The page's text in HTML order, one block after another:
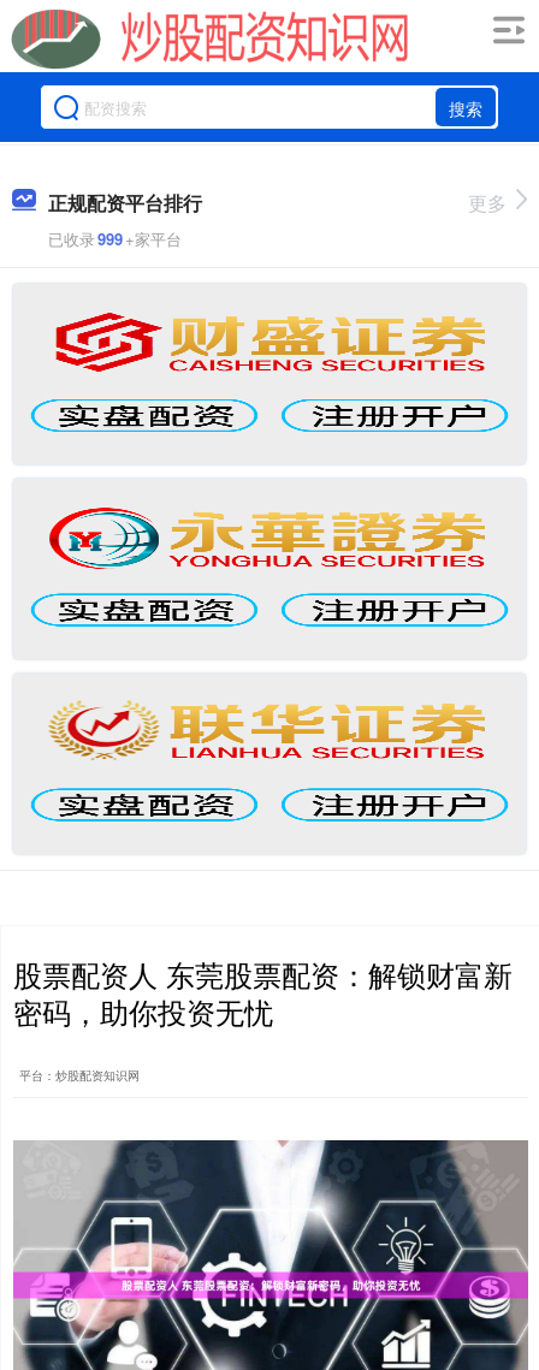
搜索
正规配资平台排行
已收录999+家平台
更多
股票配资人 东莞股票配资：解锁财富新
密码，助你投资无忧
平台：炒股配资知识网